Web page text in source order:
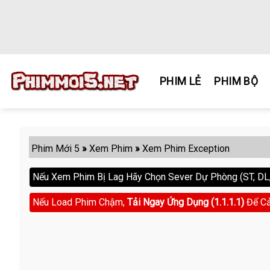
PHIM LẺ PHIM BỘ
Phim Mới 5 » Xem Phim » Xem Phim Exception
Nếu Xem Phim Bị Lag Hãy Chọn Sever Dự Phòng (ST,
Nếu Load Phim Chậm, Tải Ngay Ứng Dụng (1.1.1.1) Để